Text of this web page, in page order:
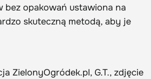
bez opakowań ustawiona na
skuteczną metodą, aby je
ZielonyOgródek.pl, G.T., zdjęcie